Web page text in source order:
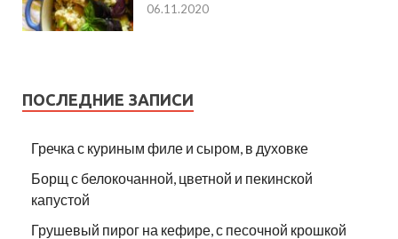
06.11.2020
ПОСЛЕДНИЕ ЗАПИСИ
Гречка с куриным филе и сыром, в духовке
Борщ с белокочанной, цветной и пекинской
капустой
Грушевый пирог на кефире, с песочной крошкой